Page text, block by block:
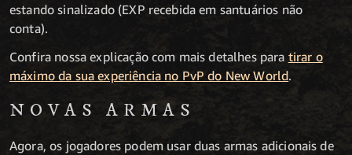
estando sinalizado (EXP recebida em santuários não
conta).
Confira nossa explicação com mais detalhes para tirar o
máximo da sua experiência no PvP do New World.
NOVAS ARMAS
Agora, os jogadores podem usar duas armas adicionais de